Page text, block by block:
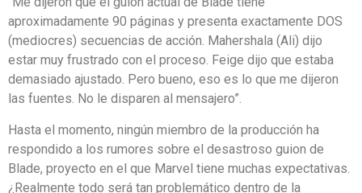
aproximadamente 90 páginas y presenta exactamente DOS
(mediocres) secuencias de acción. Mahershala (Ali) dijo
estar muy frustrado con el proceso. Feige dijo que estaba
demasiado ajustado. Pero bueno, eso es lo que me dijeron
las fuentes. No le disparen al mensajero”.
Hasta el momento, ningún miembro de la producción ha
respondido a los rumores sobre el desastroso guion de
Blade, proyecto en el que Marvel tiene muchas expectativas.
¿Realmente todo será tan problemático dentro de la